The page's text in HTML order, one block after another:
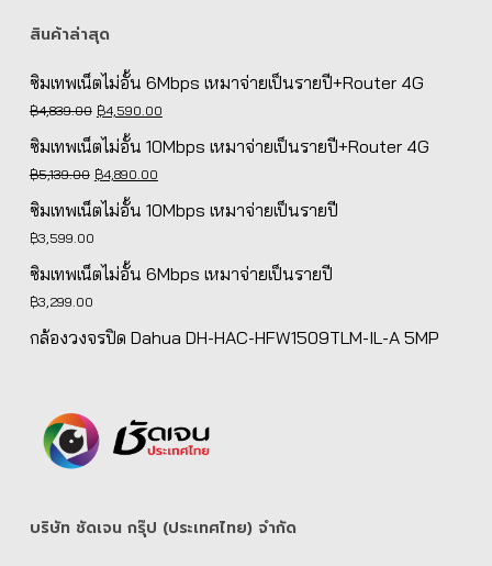
สินค้าล่าสุด
ซิมเทพเน็ตไม่อั้น 6Mbps เหมาจ่ายเป็นรายปี+Router 4G
฿4,839.00 Original
price
฿4,839.00.
฿4,590.00Current
ซิมเทพเน็ตไม่อั้น 10Mbps เหมาจ่ายเป็นรายปี+Router 4G
฿5,139.00 Original
price
฿4,890.00Current
ซิมเทพเน็ตไม่อั้น 10Mbps เหมาจ่ายเป็นรายปี
฿3,599.00
ซิมเทพเน็ตไม่อั้น 6Mbps เหมาจ่ายเป็นรายปี
฿3,299.00
กล้องวงจรปิด Dahua DH-HAC-HFW1509TLM-IL-A 5MP
บริษัท ชัดเจน กรุ๊ป (ประเทศไทย) จํากัด